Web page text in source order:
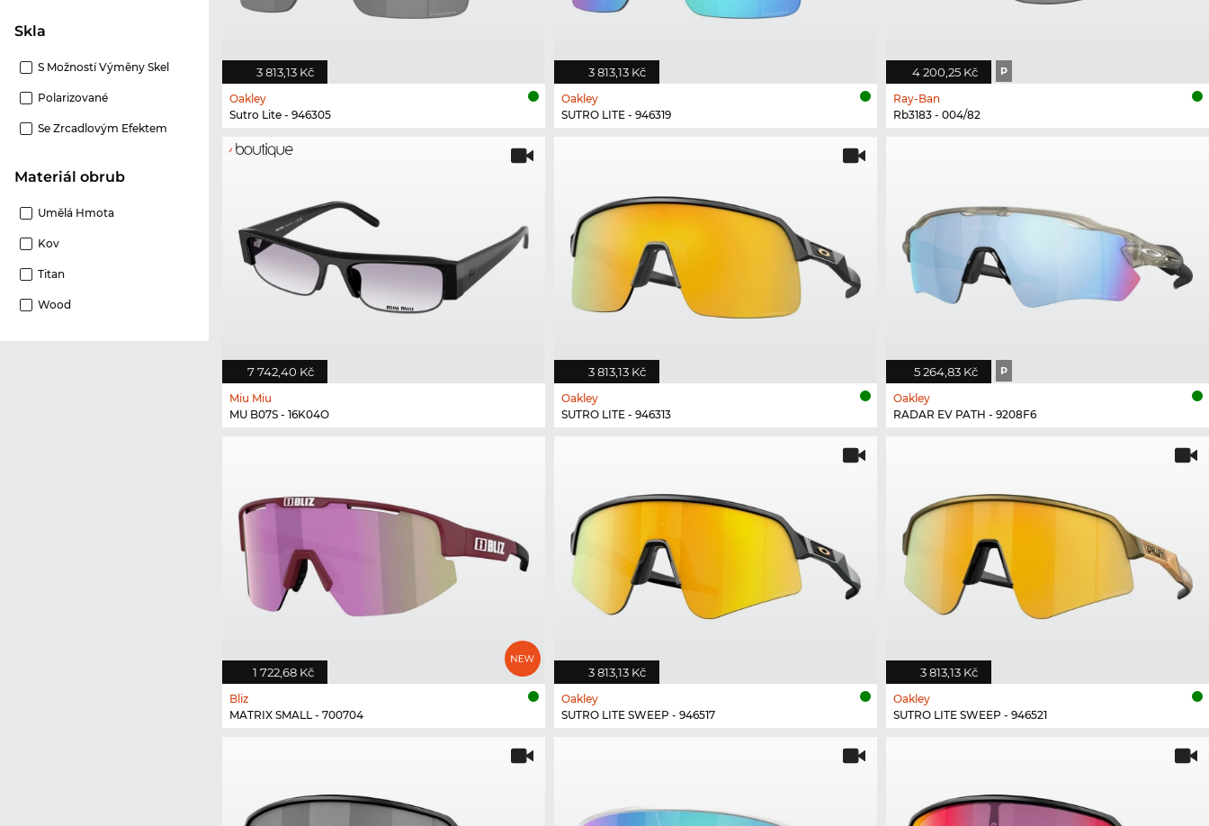
Skla
S Možností Výměny Skel
Polarizované
Se Zrcadlovým Efektem
Materiál obrub
Umělá Hmota
Kov
Titan
Wood
3 813,13 Kč
Oakley
Sutro Lite - 946305
3 813,13 Kč
Oakley
SUTRO LITE - 946319
4 200,25 Kč P
Ray-Ban
Rb3183 - 004/82
7 742,40 Kč
Miu Miu
MU B07S - 16K04O
3 813,13 Kč
Oakley
SUTRO LITE - 946313
5 264,83 Kč P
Oakley
RADAR EV PATH - 9208F6
1 722,68 Kč
Bliz
MATRIX SMALL - 700704
3 813,13 Kč
Oakley
SUTRO LITE SWEEP - 946517
3 813,13 Kč
Oakley
SUTRO LITE SWEEP - 946521